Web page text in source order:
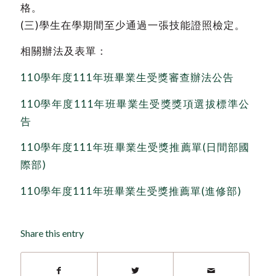
格。
(三)學生在學期間至少通過一張技能證照檢定。
相關辦法及表單：
110學年度111年班畢業生受獎審查辦法公告
110學年度111年班畢業生受獎獎項選拔標準公
告
110學年度111年班畢業生受獎推薦單(日間部國
際部)
110學年度111年班畢業生受獎推薦單(進修部)
Share this entry